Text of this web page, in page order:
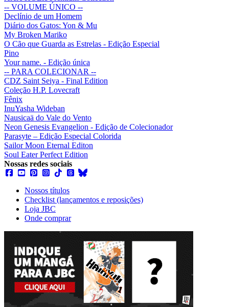
-- VOLUME ÚNICO --
Declínio de um Homem
Diário dos Gatos: Yon & Mu
My Broken Mariko
O Cão que Guarda as Estrelas - Edição Especial
Pino
Your name. - Edição única
-- PARA COLECIONAR --
CDZ Saint Seiya - Final Edition
Coleção H.P. Lovecraft
Fênix
InuYasha Wideban
Nausicaä do Vale do Vento
Neon Genesis Evangelion - Edição de Colecionador
Parasyte – Edição Especial Colorida
Sailor Moon Eternal Editon
Soul Eater Perfect Edition
Nossas redes sociais
Nossos títulos
Checklist (lançamentos e reposições)
Loja JBC
Onde comprar